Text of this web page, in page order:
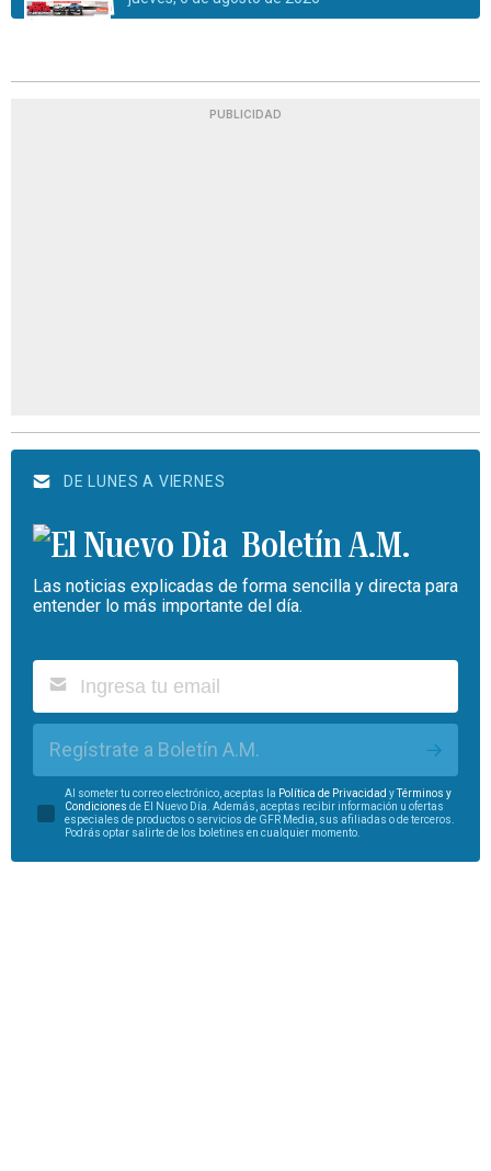
PUBLICIDAD
DE LUNES A VIERNES
Boletín A.M.
Las noticias explicadas de forma sencilla y directa para
entender lo más importante del día.
Regístrate a Boletín A.M.
Al someter tu correo electrónico, aceptas la Política de Privacidad yTérminos y
Condiciones de El Nuevo Día. Además, aceptas recibir información u ofertas
especiales de productos o servicios de GFR Media, sus afiliadas o de terceros.
Podrás optar salirte de los boletines en cualquier momento.